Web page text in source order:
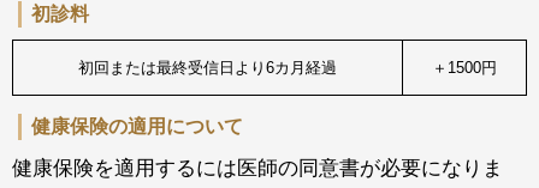
初診料
初回または最終受信日より6カ月経過 ＋1500円
健康保険の適用について
健康保険を適用するには医師の同意書が必要になりま